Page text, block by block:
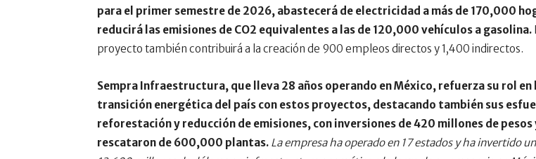
para el primer semestre de 2026, abastecerá de electricidad a más de 170,000
reducirá las emisiones de CO2 equivalentes a las de 120,000 vehículos a gasolina.
proyecto también contribuirá a la creación de 900 empleos directos y 1,400 indirectos.
Sempra Infraestructura, que lleva 28 años operando en México, refuerza su rol en
transición energética del país con estos proyectos, destacando también sus
reforestación y reducción de emisiones, con inversiones de 420 millones de pesos
rescataron de 600,000 plantas. La empresa ha operado en 17 estados y ha invertido